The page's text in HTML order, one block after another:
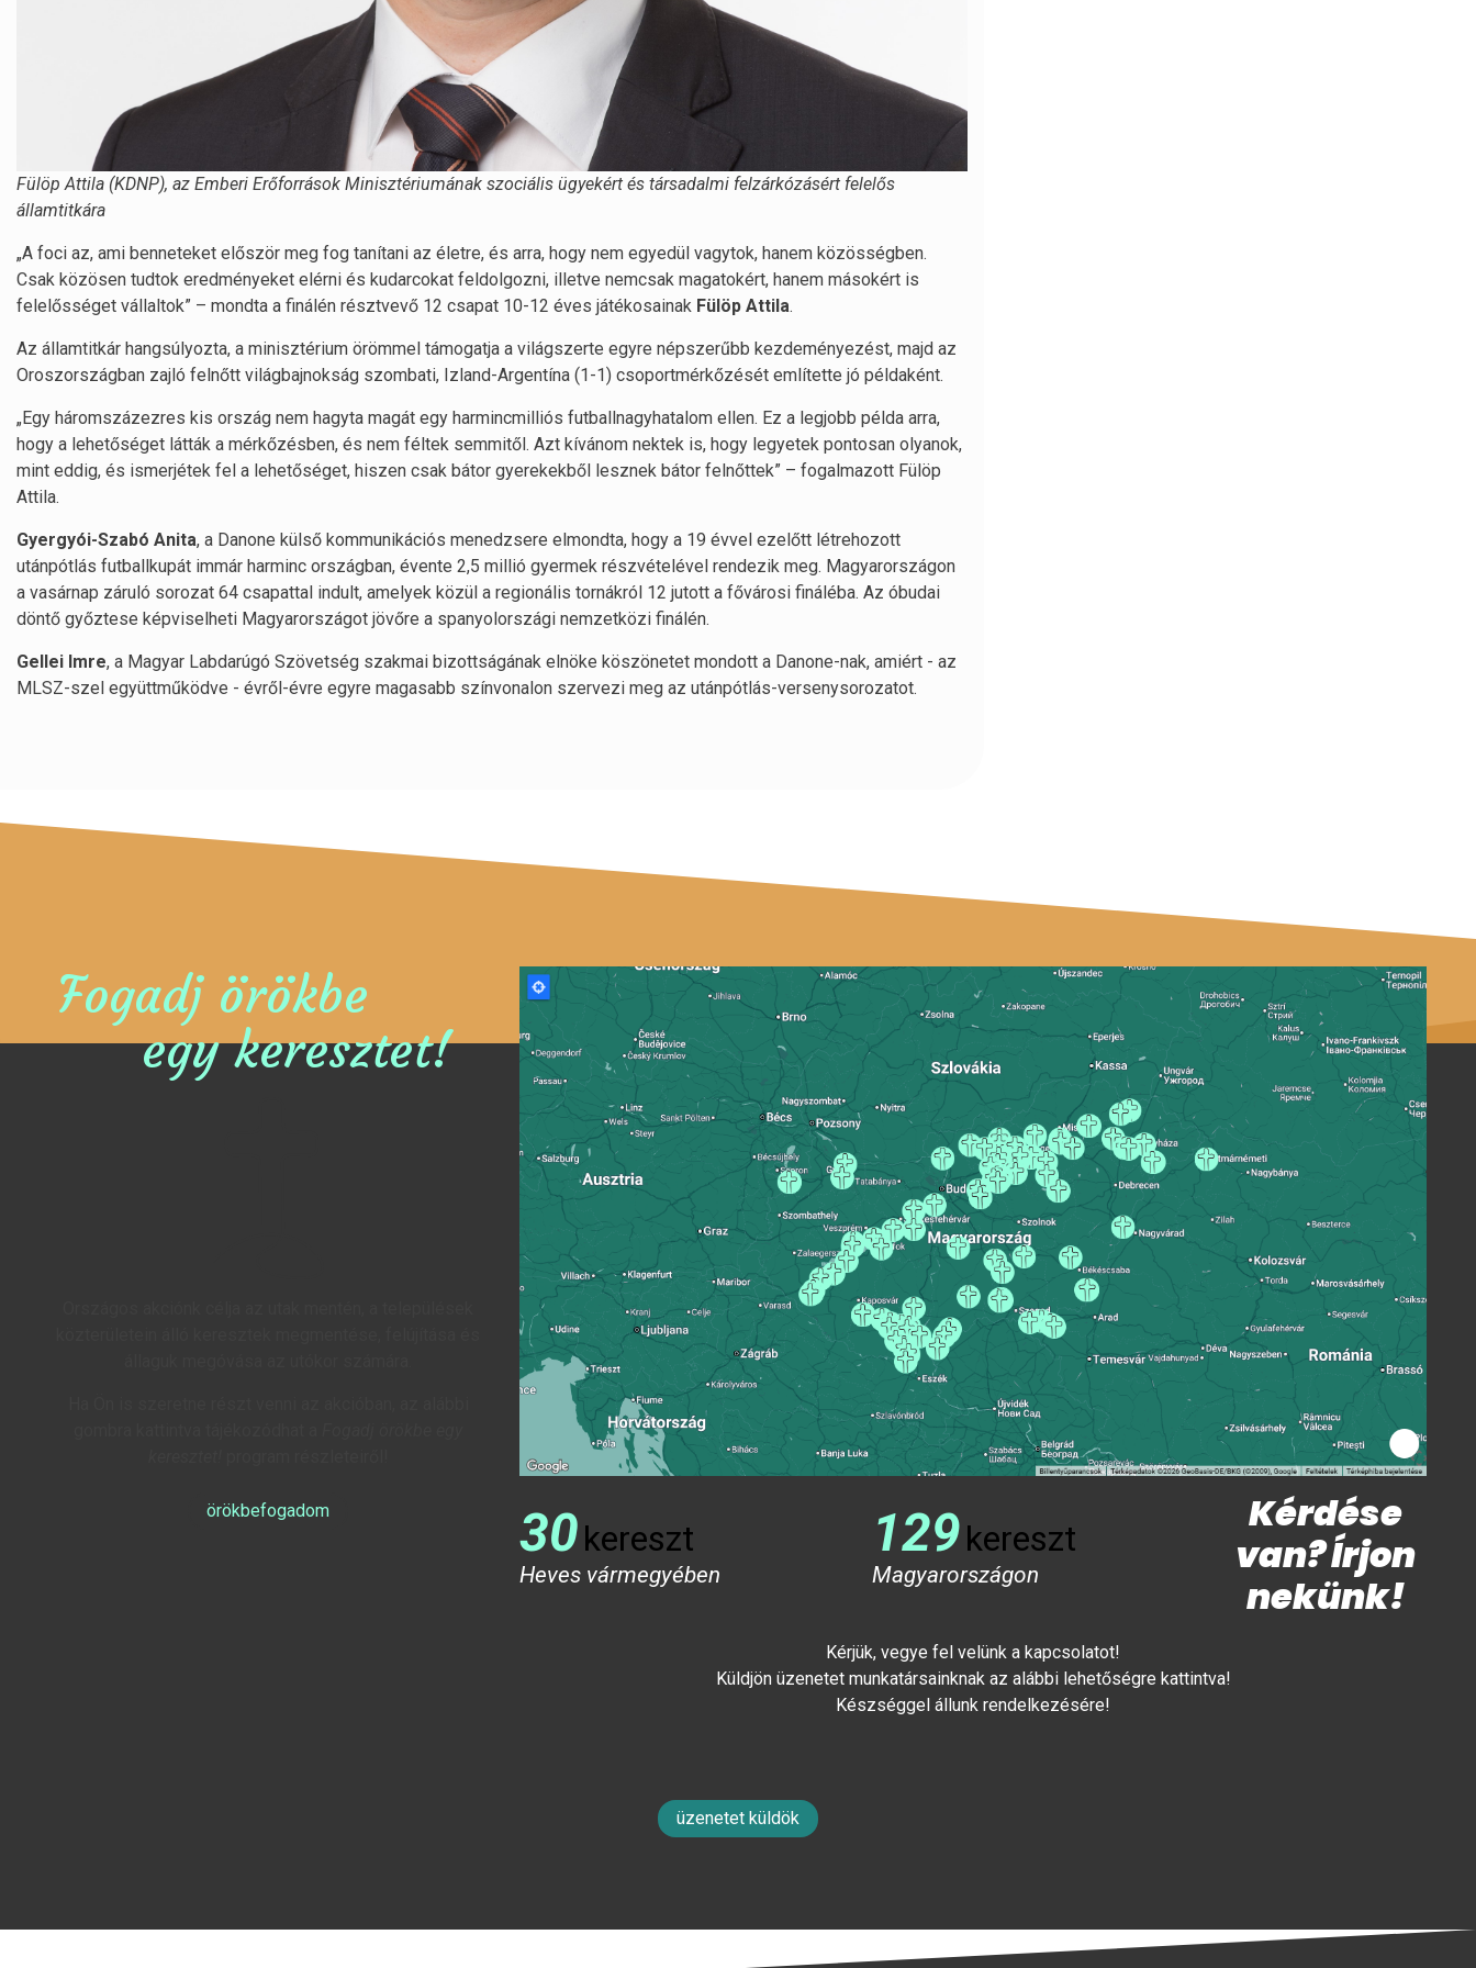
Fülöp Attila (KDNP), az Emberi Erőforrások Minisztériumának szociális ügyekért és társadalmi felzárkózásért felelős
államtitkára
„A foci az, ami benneteket először meg fog tanítani az életre, és arra, hogy nem egyedül vagytok, hanem közösségben.
Csak közösen tudtok eredményeket elérni és kudarcokat feldolgozni, illetve nemcsak magatokért, hanem másokért is
felelősséget vállaltok” – mondta a finálén résztvevő 12 csapat 10-12 éves játékosainak Fülöp Attila.
Az államtitkár hangsúlyozta, a minisztérium örömmel támogatja a világszerte egyre népszerűbb kezdeményezést, majd az
Oroszországban zajló felnőtt világbajnokság szombati, Izland-Argentína (1-1) csoportmérkőzését említette jó példaként.
„Egy háromszázezres kis ország nem hagyta magát egy harmincmilliós futballnagyhatalom ellen. Ez a legjobb példa arra,
hogy a lehetőséget látták a mérkőzésben, és nem féltek semmitől. Azt kívánom nektek is, hogy legyetek pontosan olyanok,
mint eddig, és ismerjétek fel a lehetőséget, hiszen csak bátor gyerekekből lesznek bátor felnőttek” – fogalmazott Fülöp
Attila.
Gyergyói-Szabó Anita, a Danone külső kommunikációs menedzsere elmondta, hogy a 19 évvel ezelőtt létrehozott
utánpótlás futballkupát immár harminc országban, évente 2,5 millió gyermek részvételével rendezik meg. Magyarországon
a vasárnap záruló sorozat 64 csapattal indult, amelyek közül a regionális tornákról 12 jutott a fővárosi fináléba. Az óbudai
döntő győztese képviselheti Magyarországot jövőre a spanyolországi nemzetközi finálén.
Gellei Imre, a Magyar Labdarúgó Szövetség szakmai bizottságának elnöke köszönetet mondott a Danone-nak, amiért - az
MLSZ-szel együttműködve - évről-évre egyre magasabb színvonalon szervezi meg az utánpótlás-versenysorozatot.
Fogadj örökbe
egy keresztet!
örökbefogadom 30kereszt
Heves vármegyében
129kereszt
Magyarországon
Kérdése
van? Írjon
nekünk!
Kérjük, vegye fel velünk a kapcsolatot!
Küldjön üzenetet munkatársainknak az alábbi lehetőségre kattintva!
Készséggel állunk rendelkezésére!
üzenetet küldök